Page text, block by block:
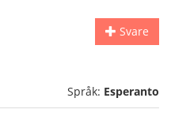
Svare
Språk: Esperanto